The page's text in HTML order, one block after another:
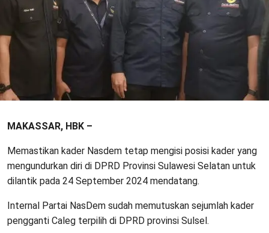
MAKASSAR, HBK –
Memastikan kader Nasdem tetap mengisi posisi kader yang
mengundurkan diri di DPRD Provinsi Sulawesi Selatan untuk
dilantik pada 24 September 2024 mendatang.
Internal Partai NasDem sudah memutuskan sejumlah kader
pengganti Caleg terpilih di DPRD provinsi Sulsel.